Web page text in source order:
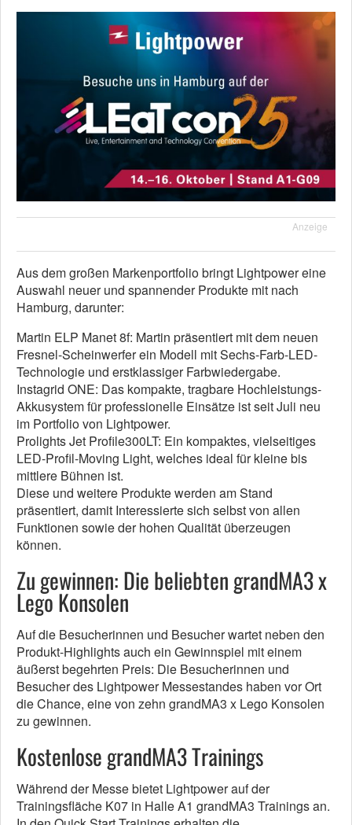
Anzeige
Aus dem großen Markenportfolio bringt Lightpower eine
Auswahl neuer und spannender Produkte mit nach
Hamburg, darunter:
Martin ELP Manet 8f: Martin präsentiert mit dem neuen
Fresnel-Scheinwerfer ein Modell mit Sechs-Farb-LED-
Technologie und erstklassiger Farbwiedergabe.
Instagrid ONE: Das kompakte, tragbare Hochleistungs-
Akkusystem für professionelle Einsätze ist seit Juli neu
im Portfolio von Lightpower.
Prolights Jet Profile300LT: Ein kompaktes, vielseitiges
LED-Profil-Moving Light, welches ideal für kleine bis
mittlere Bühnen ist.
Diese und weitere Produkte werden am Stand
präsentiert, damit Interessierte sich selbst von allen
Funktionen sowie der hohen Qualität überzeugen
können.
Zu gewinnen: Die beliebten grandMA3 x
Lego Konsolen
Auf die Besucherinnen und Besucher wartet neben den
Produkt-Highlights auch ein Gewinnspiel mit einem
äußerst begehrten Preis: Die Besucherinnen und
Besucher des Lightpower Messestandes haben vor Ort
die Chance, eine von zehn grandMA3 x Lego Konsolen
zu gewinnen.
Kostenlose grandMA3 Trainings
Während der Messe bietet Lightpower auf der
Trainingsfläche K07 in Halle A1 grandMA3 Trainings an.